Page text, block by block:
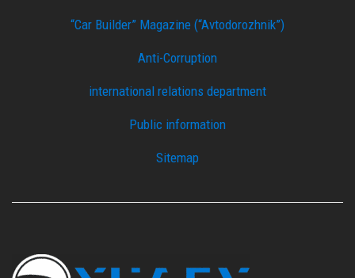
“Car Builder” Magazine (“Avtodorozhnik”)
Anti-Corruption
international relations department
Public information
Sitemap